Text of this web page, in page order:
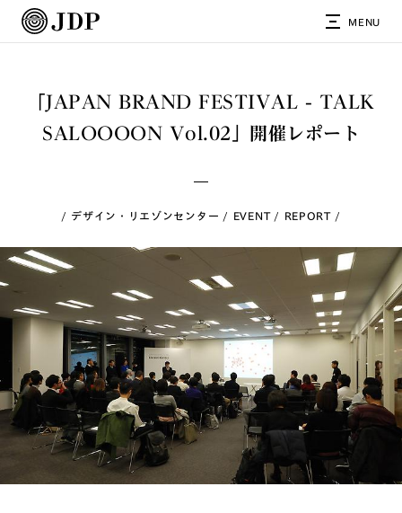
MENU
「JAPAN BRAND FESTIVAL - TALK
SALOOOON Vol.02」開催レポート
デザイン・リエゾンセンター EVENT REPORT